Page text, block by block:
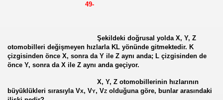
49-
Şekildeki doğrusal yolda X, Y, Z
otomobilleri değişmeyen hızlarla KL yönünde gitmektedir. K
çizgisinden önce X, sonra da Y ile Z aynı anda; L çizgisinden de
önce Y, sonra da X ile Z aynı anda geçiyor.
X, Y, Z otomobillerinin hızlarının
büyüklükleri sırasıyla VX, VY, VZ olduğuna göre, bunlar arasındaki